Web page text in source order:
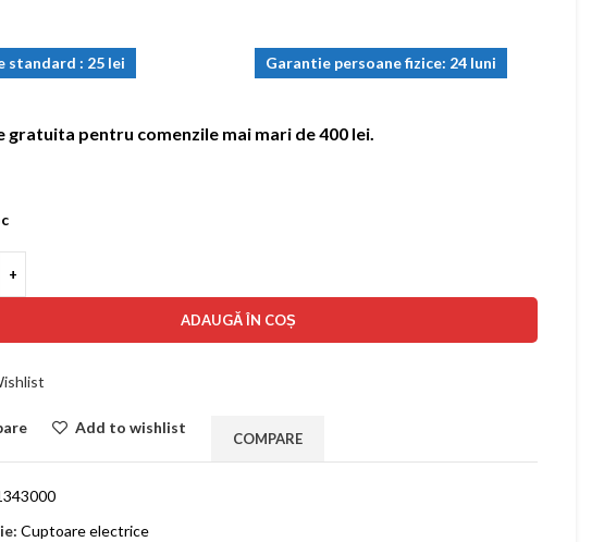
standard : 25 lei Garantie persoane fizice: 24 luni
gratuita pentru comenzile mai mari de 400 lei.
ADAUGĂ ÎN COȘ
Add to wishlist
COMPARE
Cuptoare electrice